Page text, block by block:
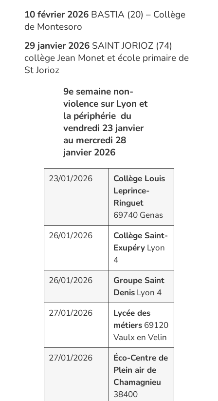
10 février 2026 BASTIA (20) – Collège
de Montesoro
29 janvier 2026 SAINT JORIOZ (74)
collège Jean Monet et école primaire de
St Jorioz
9e semaine non-
violence sur Lyon et
la périphérie du
vendredi 23 janvier
au mercredi 28
janvier 2026
23/01/2026
Collège Louis
Leprince-
Ringuet
69740 Genas
26/01/2026
Collège Saint-
ExupéryLyon
4
26/01/2026
Groupe Saint
DenisLyon 4
27/01/2026
Lycée des
métiers69120
Vaulx en Velin
27/01/2026
Éco-Centre de
Plein air de
Chamagnieu
38400